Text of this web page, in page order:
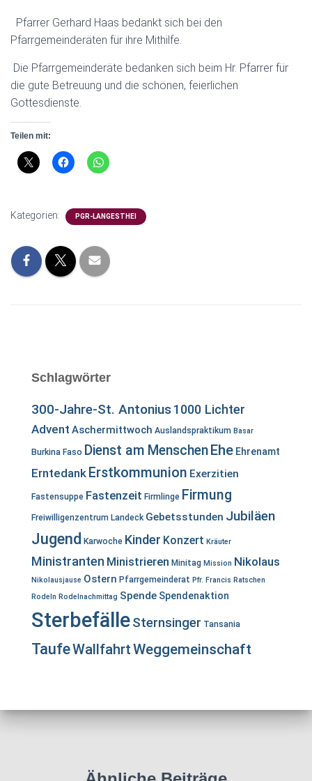
Pfarrer Gerhard Haas bedankt sich bei den
Pfarrgemeinderäten für ihre Mithilfe.
Die Pfarrgemeinderäte bedanken sich beim Hr. Pfarrer für
die gute Betreuung und die schönen, feierlichen
Gottesdienste.
Teilen mit:
Kategorien: PGR-LANGESTHEI
Schlagwörter
300-Jahre-St. Antonius1000 Lichter
Advent Aschermittwoch Auslandspraktikum Basar
Burkina Faso Dienst am MenschenEhe Ehrenamt
Erntedank Erstkommunion Exerzitien
Fastensuppe Fastenzeit Firmlinge Firmung
Freiwilligenzentrum Landeck Gebetsstunden Jubiläen
Jugend Karwoche Kinder Konzert Kräuter
Ministranten Ministrieren Minitag Mission Nikolaus
Nikolausjause Ostern Pfarrgemeinderat Pfr. Francis Ratschen
Rodeln Rodelnachmittag Spende Spendenaktion
SterbefälleSternsinger Tansania
TaufeWallfahrtWeggemeinschaft